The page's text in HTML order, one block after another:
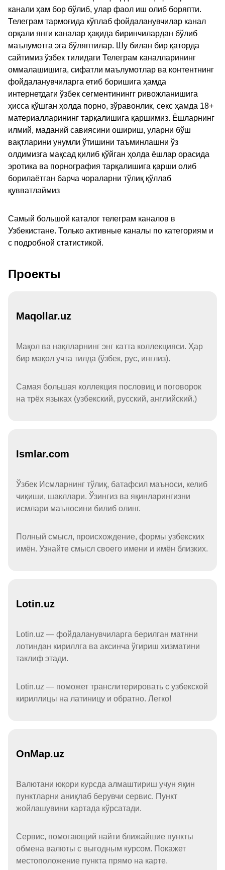
канали ҳам бор бўлиб, улар фаол иш олиб боряпти.
Телеграм тармоғида кўплаб фойдаланувчилар канал
орқали янги каналар ҳақида биринчилардан бўлиб
маълумотга эга бўляптилар. Шу билан бир қаторда
сайтимиз ўзбек тилидаги Телеграм каналларининг
оммалашишига, сифатли маълумотлар ва контентнинг
фойдаланувчиларга етиб боришига ҳамда
интернетдаги ўзбек сегментинингг ривожланишига
ҳисса қўшган ҳолда порно, зўравонлик, секс ҳамда 18+
материалларининг тарқалишига қаршимиз. Ёшларнинг
илмий, маданий савиясини ошириш, уларни бўш
вақтларини унумли ўтишини таъминлашни ўз
олдимизга мақсад қилиб қўйган ҳолда ёшлар орасида
эротика ва порнография тарқалишига қарши олиб
борилаётган барча чораларни тўлиқ қўллаб
қувватлаймиз
Самый большой каталог телеграм каналов в
Узбекистане. Только активные каналы по категориям и
с подробной статистикой.
Проекты
Maqollar.uz
Мақол ва нақлларнинг энг катта коллекцияси. Ҳар
бир мақол учта тилда (ўзбек, рус, инглиз).
Самая большая коллекция пословиц и поговорок
на трёх языках (узбекский, русский, английский.)
Ismlar.com
Ўзбек Исмларнинг тўлиқ, батафсил маъноси, келиб
чиқиши, шакллари. Ўзингиз ва яқинларингизни
исмлари маъносини билиб олинг.
Полный смысл, происхождение, формы узбекских
имён. Узнайте смысл своего имени и имён близких.
Lotin.uz
Lotin.uz — фойдаланувчиларга берилган матнни
лотиндан кириллга ва аксинча ўгириш хизматини
таклиф этади.
Lotin.uz — поможет транслитерировать с узбекской
кириллицы на латиницу и обратно. Легко!
OnMap.uz
Валютани юқори курсда алмаштириш учун яқин
пунктларни аниқлаб берувчи сервис. Пункт
жойлашувини картада кўрсатади.
Сервис, помогающий найти ближайшие пункты
обмена валюты с выгодным курсом. Покажет
местоположение пункта прямо на карте.